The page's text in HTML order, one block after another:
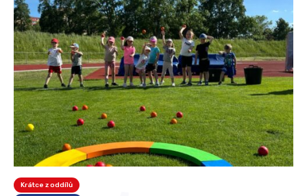
Krátce z oddílů